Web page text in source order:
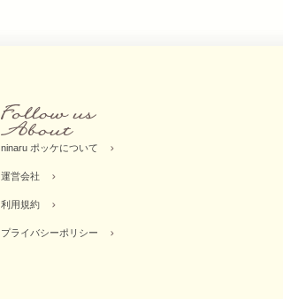
ninaru ポッケについて
運営会社
利用規約
プライバシーポリシー